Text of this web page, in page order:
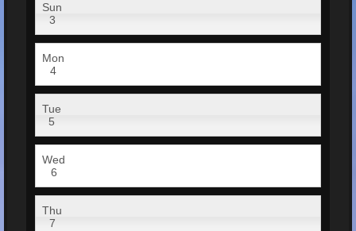
Sun
3
Mon
4
Tue
5
Wed
6
Thu
7